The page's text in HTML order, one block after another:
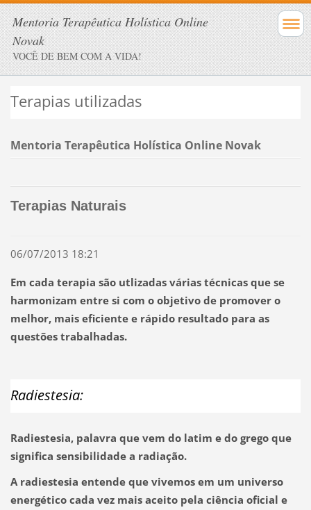
Mentoria Terapêutica Holística Online
Novak
VOCÊ DE BEM COM A VIDA!
Terapias utilizadas
Mentoria Terapêutica Holística Online Novak
Terapias Naturais
06/07/2013 18:21
Em cada terapia são utlizadas várias técnicas que se
harmonizam entre si com o objetivo de promover o
melhor, mais eficiente e rápido resultado para as
questões trabalhadas.
Radiestesia:
Radiestesia, palavra que vem do latim e do grego que
significa sensibilidade a radiação.
A radiestesia entende que vivemos em um universo
energético cada vez mais aceito pela ciência oficial e